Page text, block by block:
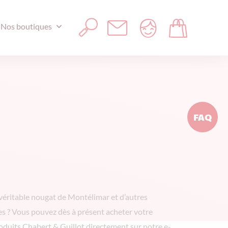
Nos boutiques
nougat de Montélimar et d’autres
? Vous pouvez dès à présent acheter votre
Chabert & Guillot directement sur notre e-
FAQ